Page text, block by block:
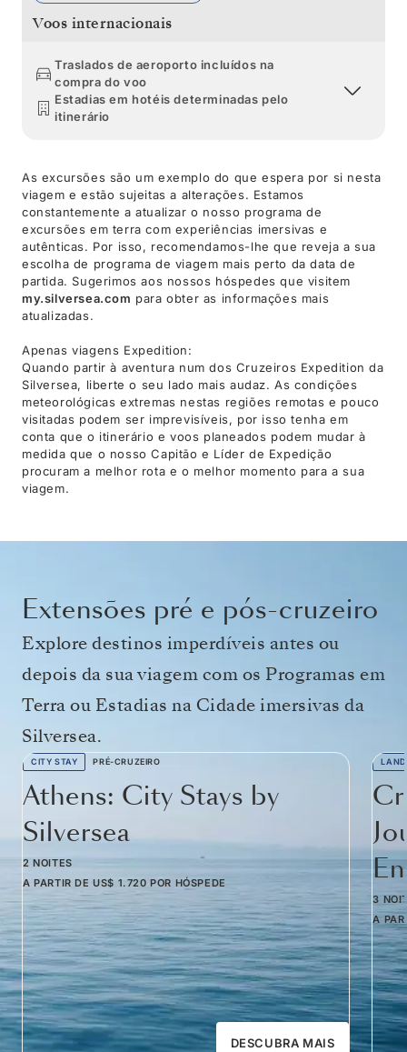
Voos internacionais
Traslados de aeroporto incluídos na
compra do voo
Estadias em hotéis determinadas pelo
itinerário
As excursões são um exemplo do que espera por si nesta
viagem e estão sujeitas a alterações. Estamos
constantemente a atualizar o nosso programa de
excursões em terra com experiências imersivas e
autênticas. Por isso, recomendamos-lhe que reveja a sua
escolha de programa de viagem mais perto da data de
partida. Sugerimos aos nossos hóspedes que visitem
my.silversea.com para obter as informações mais
atualizadas.
Apenas viagens Expedition:
Quando partir à aventura num dos Cruzeiros Expedition da
Silversea, liberte o seu lado mais audaz. As condições
meteorológicas extremas nestas regiões remotas e pouco
visitadas podem ser imprevisíveis, por isso tenha em
conta que o itinerário e voos planeados podem mudar à
medida que o nosso Capitão e Líder de Expedição
procuram a melhor rota e o melhor momento para a sua
viagem.
Extensões pré e pós-cruzeiro
Explore destinos imperdíveis antes ou
depois da sua viagem com os Programas em
Terra ou Estadias na Cidade imersivas da
Silversea.
CITY STAY PRÉ-CRUZEIRO
Athens: City Stays by
Silversea
2 NOITES
A PARTIR DE US$ 1.720 POR HÓSPEDE
DESCUBRA MAIS
3
A